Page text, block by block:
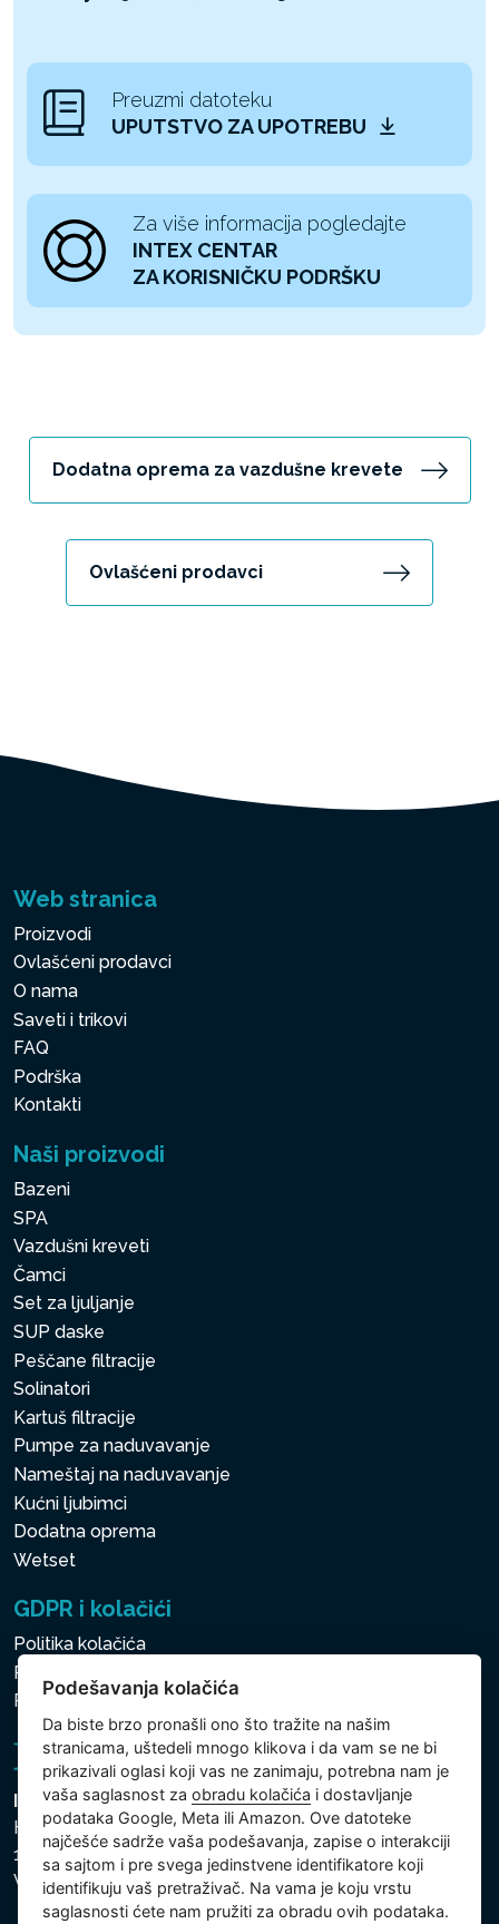
Preuzmi datoteku
UPUTSTVO ZA UPOTREBU
Za više informacija pogledajte
INTEX CENTAR
ZA KORISNIČKU PODRŠKU
Dodatna oprema za vazdušne krevete
Ovlašćeni prodavci
Web stranica
Proizvodi
Ovlašćeni prodavci
O nama
Saveti i trikovi
FAQ
Podrška
Kontakti
Naši proizvodi
Bazeni
SPA
Vazdušni kreveti
Čamci
Set za ljuljanje
SUP daske
Peščane filtracije
Solinatori
Kartuš filtracije
Pumpe za naduvavanje
Nameštaj na naduvavanje
Kućni ljubimci
Dodatna oprema
Wetset
GDPR i kolačići
Politika kolačića
Politika zaštite ličnih i drugih obrađivanih podataka
Podešavanja kolačića
Intex Trading, s.r.o.
Hradecká 2526/3
130 00 Praha 3
Vinohrady - Česká republika
Podešavanja kolačića
Da biste brzo pronašli ono što tražite na našim
stranicama, uštedeli mnogo klikova i da vam se ne bi
prikazivali oglasi koji vas ne zanimaju, potrebna nam je
vaša saglasnost zaobradu kolačića i dostavljanje
podataka Google, Meta ili Amazon. Ove datoteke
najčešće sadrže vaša podešavanja, zapise o interakciji
sa sajtom i pre svega jedinstvene identifikatore koji
identifikuju vaš pretraživač. Na vama je koju vrstu
saglasnosti ćete nam pružiti za obradu ovih podataka.